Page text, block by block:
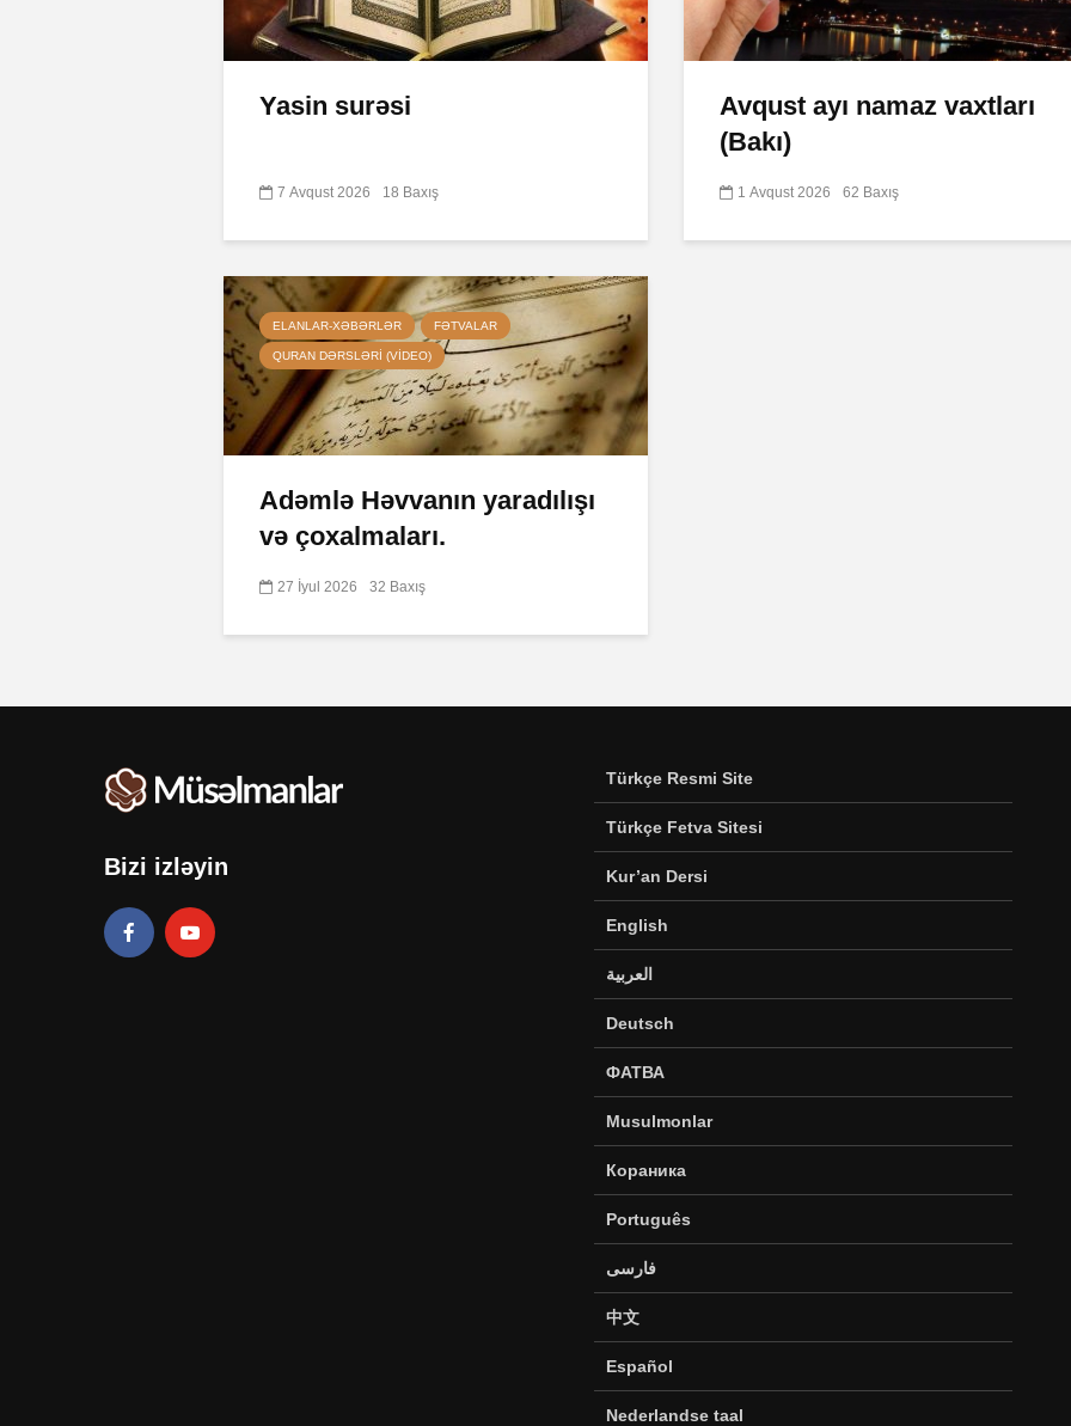
Yasin surəsi
7 Avqust 2026 18 Baxış
Avqust ayı namaz vaxtları
(Bakı)
1 Avqust 2026 62 Baxış
ELANLAR-XƏBƏRLƏR FƏTVALAR
QURAN DƏRSLƏRI (VIDEO)
Adəmlə Həvvanın yaradılışı
və çoxalmaları.
27 İyul 2026 32 Baxış
Bizi izləyin
Türkçe Resmi Site
Türkçe Fetva Sitesi
Kur’an Dersi
English
العربية
Deutsch
ФАТВА
Musulmonlar
Кораника
Português
فارسی
中文
Español
Nederlandse taal